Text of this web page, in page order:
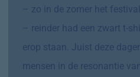
– zo in de zomer het
– reinder had een zwart t-
erop staan. Juist deze
mensen in de resonantie